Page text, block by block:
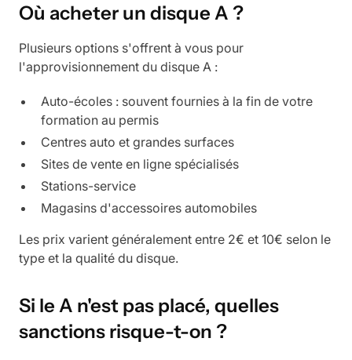
Où acheter un disque A ?
Plusieurs options s'offrent à vous pour
l'approvisionnement du disque A :
Auto-écoles : souvent fournies à la fin de votre
formation au permis
Centres auto et grandes surfaces
Sites de vente en ligne spécialisés
Stations-service
Magasins d'accessoires automobiles
Les prix varient généralement entre 2€ et 10€ selon le
type et la qualité du disque.
Si le A n'est pas placé, quelles
sanctions risque-t-on ?